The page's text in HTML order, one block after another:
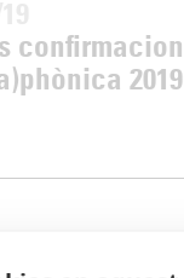
2019
i